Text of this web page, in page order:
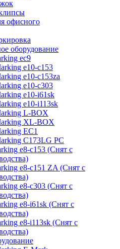
офисного
оборудование
ec9
e10-c153
e10-c153za
e10-c303
e10-i61sk
e10-i113sk
L-BOX
XL-BOX
EC1
C173LG PC
e8-c153 (Снят с
e8-c151 ZA (Снят с
e8-c303 (Снят с
e8-i61sk (Снят с
e8-i113sk (Снят с